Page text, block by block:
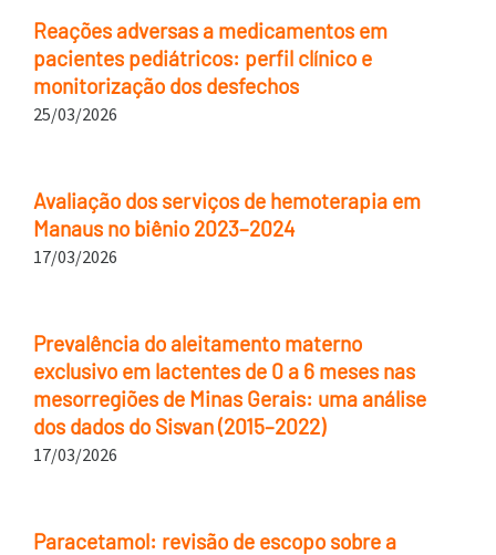
Reações adversas a medicamentos em
pacientes pediátricos: perfil clínico e
monitorização dos desfechos
25/03/2026
Avaliação dos serviços de hemoterapia em
Manaus no biênio 2023–2024
17/03/2026
Prevalência do aleitamento materno
exclusivo em lactentes de 0 a 6 meses nas
mesorregiões de Minas Gerais: uma análise
dos dados do Sisvan (2015–2022)
17/03/2026
Paracetamol: revisão de escopo sobre a